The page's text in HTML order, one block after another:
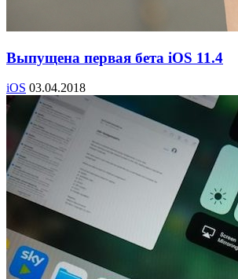
Выпущена первая бета iOS 11.4
iOS 03.04.2018